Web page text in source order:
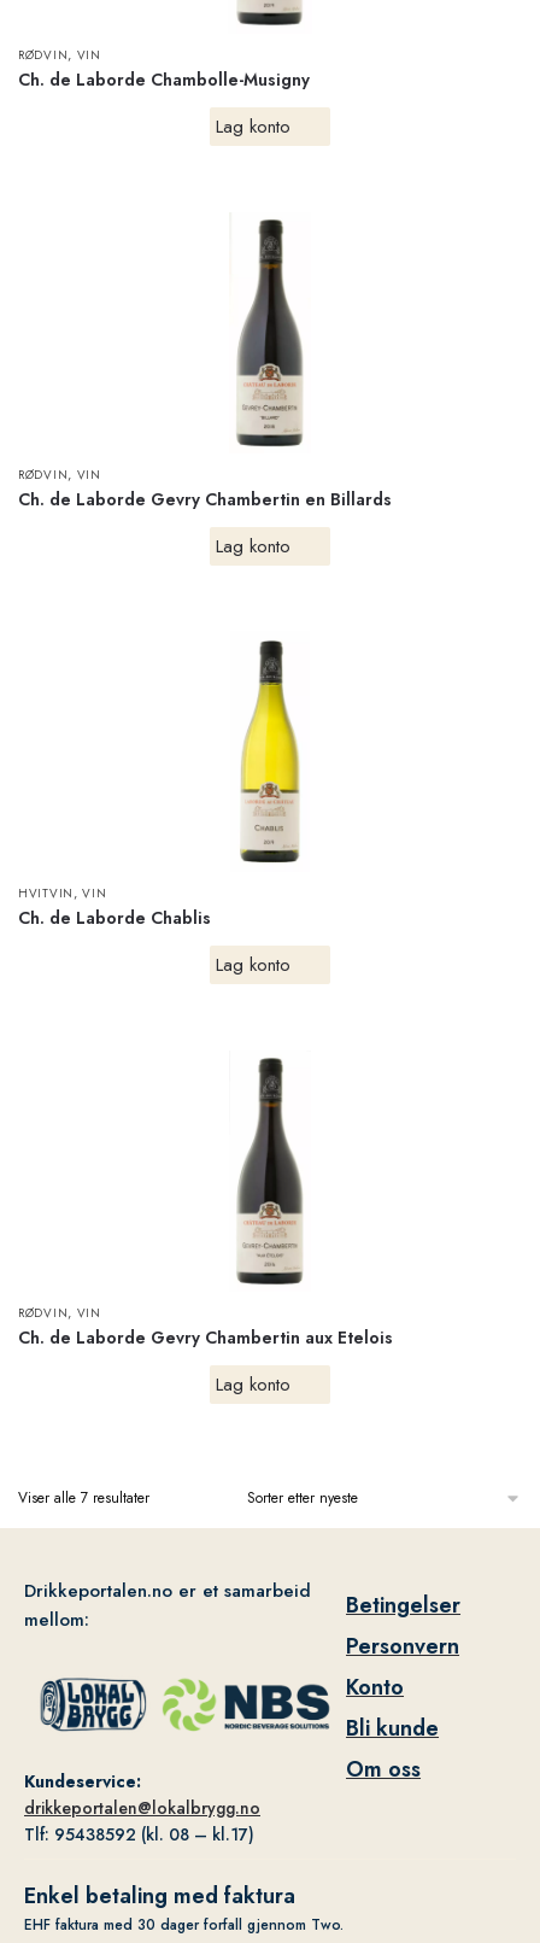
RØDVIN, VIN
Ch. de Laborde Chambolle-Musigny
Lag konto
RØDVIN, VIN
Ch. de Laborde Gevry Chambertin en Billards
Lag konto
HVITVIN ,VIN
Ch. de Laborde Chablis
Lag konto
RØDVIN, VIN
Ch. de Laborde Gevry Chambertin aux Etelois
Lag konto
Viser alle 7 resultater
Drikkeportalen.no er et samarbeid
mellom:
Kundeservice:
drikkeportalen@lokalbrygg.no
Tlf: 95438592 (kl. 08 – kl.17)
Betingelser
Personvern
Konto
Bli kunde
Om oss
Enkel betaling med faktura
EHF faktura med 30 dager forfall gjennom Two.